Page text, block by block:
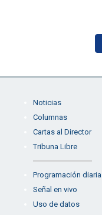
Noticias
Columnas
Cartas al Director
Tribuna Libre
Programación diaria
Señal en vivo
Uso de datos